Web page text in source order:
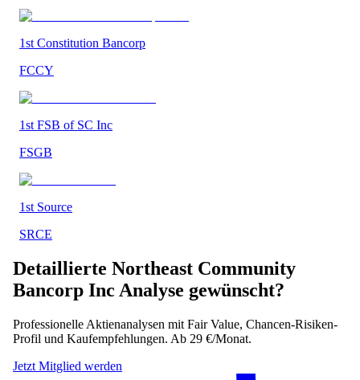
1st Constitution Bancorp
FCCY
1st FSB of SC Inc
FSGB
1st Source
SRCE
Detaillierte Northeast Community
Bancorp Inc Analyse gewünscht?
Professionelle Aktienanalysen mit Fair Value, Chancen-Risiken-
Profil und Kaufempfehlungen. Ab 29 €/Monat.
Jetzt Mitglied werden